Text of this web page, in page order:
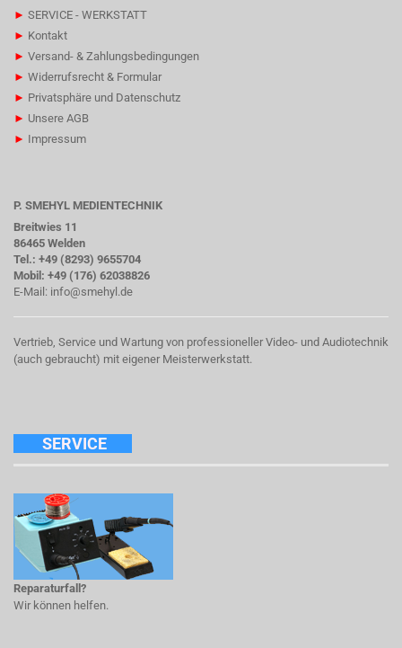
► SERVICE - WERKSTATT
► Kontakt
► Versand- & Zahlungsbedingungen
► Widerrufsrecht & Formular
► Privatsphäre und Datenschutz
► Unsere AGB
► Impressum
P. SMEHYL MEDIENTECHNIK
Breitwies 11
86465 Welden
Tel.: +49 (8293) 9655704
Mobil: +49 (176) 62038826
E-Mail: info@smehyl.de
Vertrieb, Service und Wartung von professioneller Video- und Audiotechnik
(auch gebraucht) mit eigener Meisterwerkstatt.
SERVICE
Reparaturfall?
Wir können helfen.